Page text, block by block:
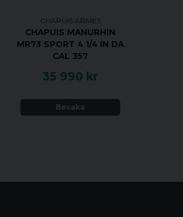
CHAPUIS ARMES
CHAPUIS MANURHIN
MR73 SPORT 4 1/4 IN DA
CAL 357
35 990 kr
Bevaka